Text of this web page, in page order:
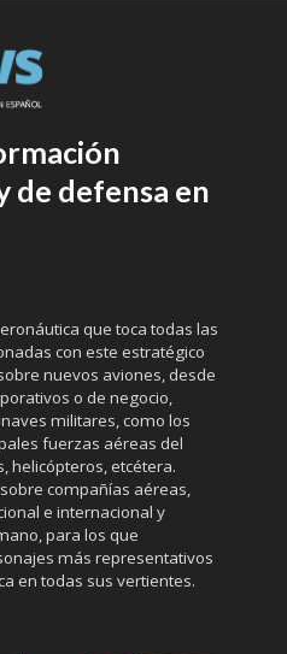
de defensa en
que toca todas las
con este estratégico
nuevos aviones, desde
o de negocio,
militares, como los
fuerzas aéreas del
helicópteros, etcétera.
compañías aéreas,
e internacional y
para los que
más representativos
en todas sus vertientes.